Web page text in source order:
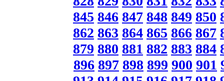
845 846 847 848 849 850
862 863 864 865 866 867
879 880 881 882 883 884
896 897 898 899 900 901